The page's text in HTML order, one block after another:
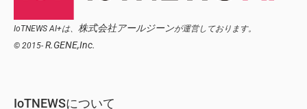
IoTNEWS AI+は、 株式会社アールジーンが運営しております。
© 2015- R.GENE,Inc.
IoTNEWSについて